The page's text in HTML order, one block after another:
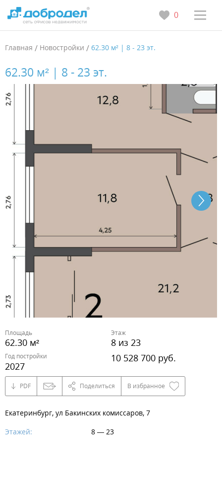
0
Главная / Новостройки / 62.30 м² | 8 - 23 эт.
62.30 м² | 8 - 23 эт.
Площадь
62.30 м²
Этаж
8 из 23
Год постройки
2027
10 528 700 руб.
PDF Поделиться В избранное
Екатеринбург, ул Бакинских комиссаров, 7
Этажей:
8 — 23